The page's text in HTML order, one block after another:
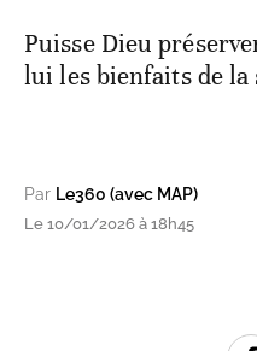
Puisse Dieu
lui les bienfaits de la
Par Le360 (avec MAP)
Le 10/01/2026 à 18h45